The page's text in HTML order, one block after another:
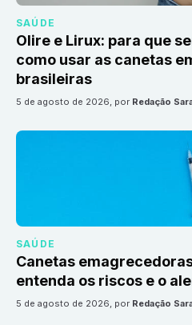
SAÚDE
Olire e Lirux: para que
como usar as canetas
brasileiras
5 de agosto de 2026, por Redação
SAÚDE
Canetas
entenda os riscos e o
5 de agosto de 2026, por Redação